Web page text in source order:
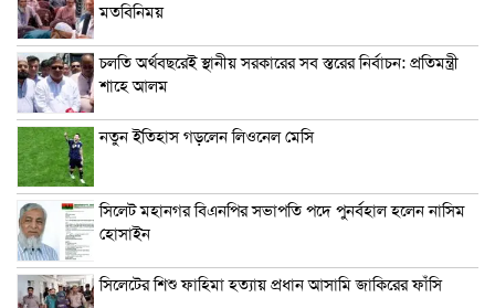
মতবিনিময়
চলতি অর্থবছরেই স্থানীয় সরকারের সব স্তরের নির্বাচন: প্রতিমন্ত্রী
শাহে আলম
নতুন ইতিহাস গড়লেন লিওনেল মেসি
সিলেট মহানগর বিএনপির সভাপতি পদে পুনর্বহাল হলেন নাসিম
হোসাইন
সিলেটের শিশু ফাহিমা হত্যায় প্রধান আসামি জাকিরের ফাঁসি